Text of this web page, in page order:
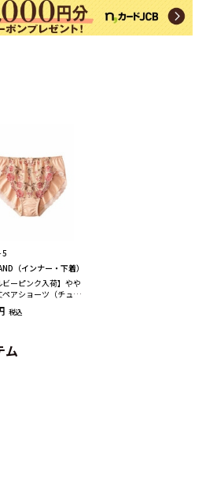
5
（インナー・下着）
ビーピンク入荷】やや
ペアショーツ（チュー
）（トリンプ）（n，
税込
ム